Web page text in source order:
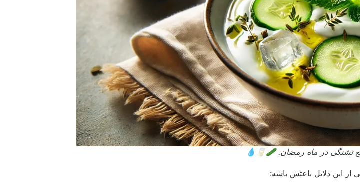
تشنگی در ماه رمضان. 🥒🥛💧
این دلایل باعثش باشه: